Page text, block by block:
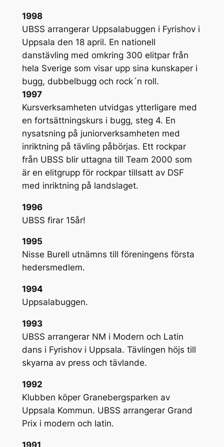
1998
UBSS arrangerar Uppsalabuggen i Fyrishov i
Uppsala den 18 april. En nationell
danstävling med omkring 300 elitpar från
hela Sverige som visar upp sina kunskaper i
bugg, dubbelbugg och rock´n roll.
1997
Kursverksamheten utvidgas ytterligare med
en fortsättningskurs i bugg, steg 4. En
nysatsning på juniorverksamheten med
inriktning på tävling påbörjas. Ett rockpar
från UBSS blir uttagna till Team 2000 som
är en elitgrupp för rockpar tillsatt av DSF
med inriktning på landslaget.
1996
UBSS firar 15år!
1995
Nisse Burell utnämns till föreningens första
hedersmedlem.
1994
Uppsalabuggen.
1993
UBSS arrangerar NM i Modern och Latin
dans i Fyrishov i Uppsala. Tävlingen höjs till
skyarna av press och tävlande.
1992
Klubben köper Granebergsparken av
Uppsala Kommun. UBSS arrangerar Grand
Prix i modern och latin.
1991